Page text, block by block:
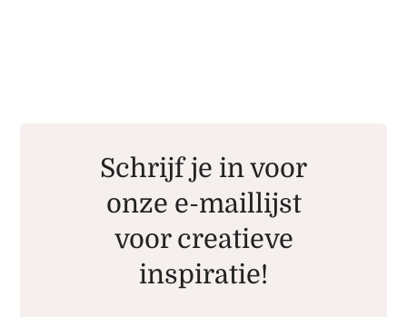
Schrijf je in voor
onze e-maillijst
voor creatieve
inspiratie!